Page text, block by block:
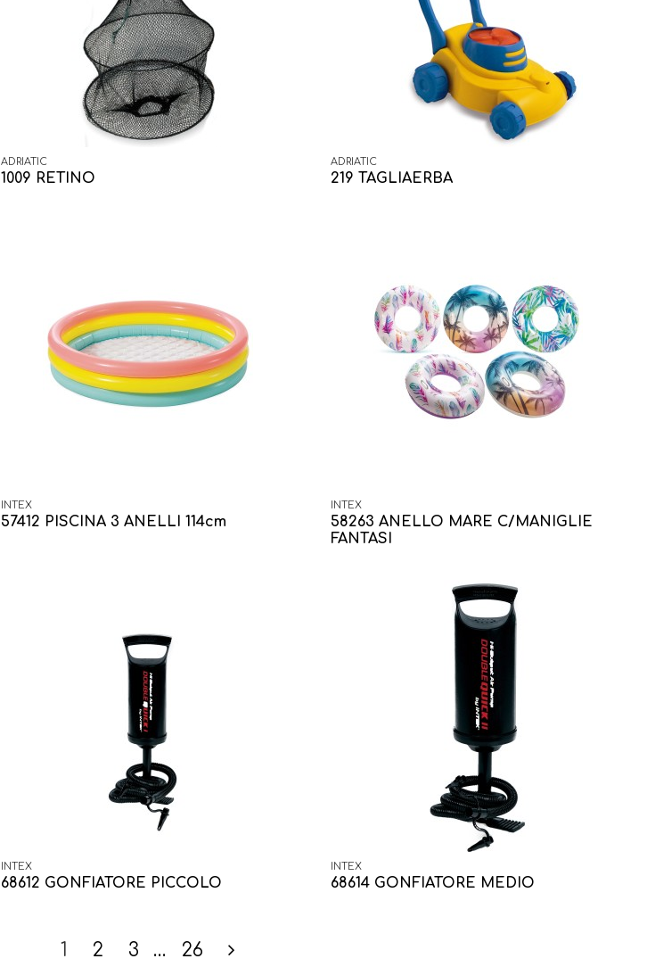
ADRIATIC
1009 RETINO
ADRIATIC
219 TAGLIAERBA
INTEX
57412 PISCINA 3 ANELLI 114cm
INTEX
58263 ANELLO MARE C/MANIGLIE
FANTASI
INTEX
68612 GONFIATORE PICCOLO
INTEX
68614 GONFIATORE MEDIO
1 2 3 … 26